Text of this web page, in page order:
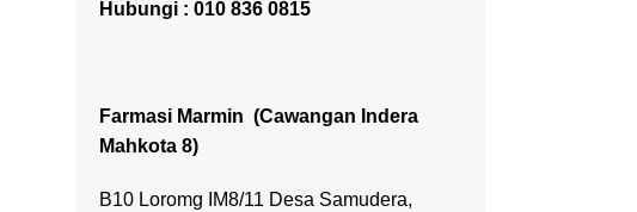
Hubungi : 010 836 0815
Farmasi Marmin (Cawangan Indera
Mahkota 8)
B10 Loromg IM8/11 Desa Samudera,